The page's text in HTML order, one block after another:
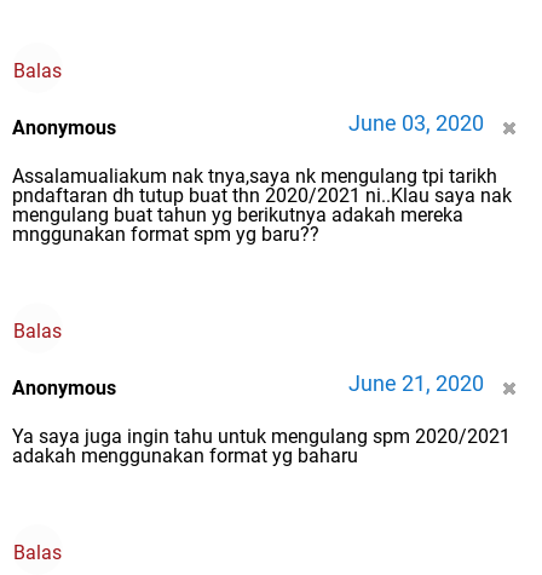
Balas
Anonymous June 03, 2020
Assalamualiakum nak tnya,saya nk mengulang tpi tarikh
pndaftaran dh tutup buat thn 2020/2021 ni..Klau saya nak
mengulang buat tahun yg berikutnya adakah mereka
mnggunakan format spm yg baru??
Balas
Anonymous June 21, 2020
Ya saya juga ingin tahu untuk mengulang spm 2020/2021
adakah menggunakan format yg baharu
Balas